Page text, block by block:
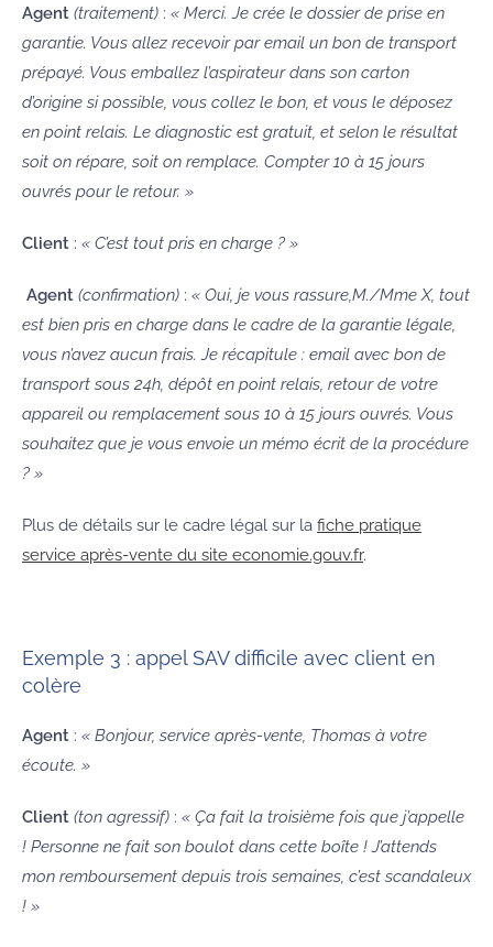
Agent (traitement) : « Merci. Je crée le dossier de prise en
garantie. Vous allez recevoir par email un bon de transport
prépayé. Vous emballez l’aspirateur dans son carton
d’origine si possible, vous collez le bon, et vous le déposez
en point relais. Le diagnostic est gratuit, et selon le résultat
soit on répare, soit on remplace. Compter 10 à 15 jours
ouvrés pour le retour. »
Client : « C’est tout pris en charge ? »
Agent (confirmation) : « Oui, je vous rassure,M./Mme X, tout
est bien pris en charge dans le cadre de la garantie légale,
vous n’avez aucun frais. Je récapitule : email avec bon de
transport sous 24h, dépôt en point relais, retour de votre
appareil ou remplacement sous 10 à 15 jours ouvrés. Vous
souhaitez que je vous envoie un mémo écrit de la procédure
? »
Plus de détails sur le cadre légal sur la fiche pratique
service après-vente du site economie.gouv.fr.
Exemple 3 : appel SAV difficile avec client en
colère
Agent : « Bonjour, service après-vente, Thomas à votre
écoute. »
Client (ton agressif) : « Ça fait la troisième fois que j’appelle
! Personne ne fait son boulot dans cette boîte ! J’attends
mon remboursement depuis trois semaines, c’est scandaleux
! »